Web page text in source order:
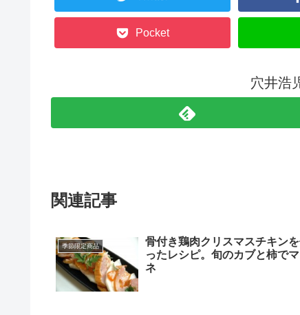
Pocket
穴井浩
関連記事
季節限定商品
骨付き鶏肉クリスマスチキン
ったレシピ。旬のカブと柿でマ
ネ